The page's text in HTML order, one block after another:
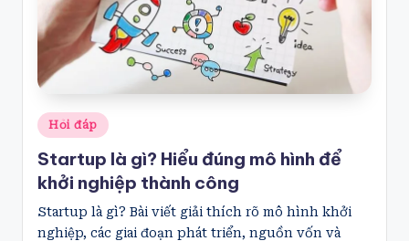
Posted
in
Hỏi đáp
Startup là gì? Hiểu đúng mô hình để
khởi nghiệp thành công
Startup là gì? Bài viết giải thích rõ mô hình khởi
nghiệp, các giai đoạn phát triển, nguồn vốn và